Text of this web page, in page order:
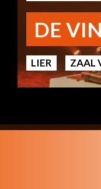
DE
LIER ZAAL